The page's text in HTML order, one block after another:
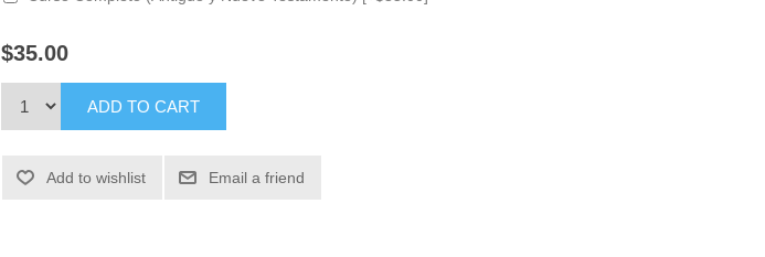
$35.00
ADD TO CART
Add to wishlist Email a friend